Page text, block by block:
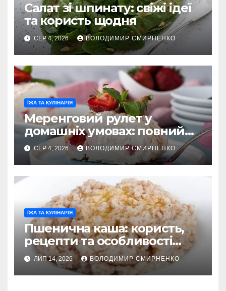
Салат зі шпинату: свіжі ідеї
та користь щодня
СЕР 4, 2026 ВОЛОДИМИР СМИРНЕНКО
ЇЖА ТА КУЛІНАРІЯ
Меренговий рулет у
домашніх умовах: повний
гідСЕР 4, 2026 ВОЛОДИМИР СМИРНЕНКО
ЇЖА ТА КУЛІНАРІЯ
Пшенична каша: користь,
рецепти та особливості
приготування
ЛИП 14, 2026 ВОЛОДИМИР СМИРНЕНКО